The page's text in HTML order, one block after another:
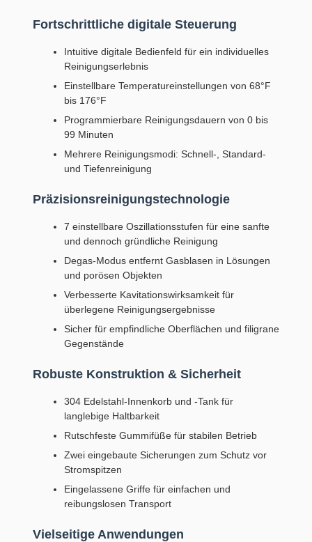
Fortschrittliche digitale Steuerung
Intuitive digitale Bedienfeld für ein individuelles
Reinigungserlebnis
Einstellbare Temperatureinstellungen von 68°F
bis 176°F
Programmierbare Reinigungsdauern von 0 bis
99 Minuten
Mehrere Reinigungsmodi: Schnell-, Standard-
und Tiefenreinigung
Präzisionsreinigungstechnologie
7 einstellbare Oszillationsstufen für eine sanfte
und dennoch gründliche Reinigung
Degas-Modus entfernt Gasblasen in Lösungen
und porösen Objekten
Verbesserte Kavitationswirksamkeit für
überlegene Reinigungsergebnisse
Sicher für empfindliche Oberflächen und filigrane
Gegenstände
Robuste Konstruktion & Sicherheit
304 Edelstahl-Innenkorb und -Tank für
langlebige Haltbarkeit
Rutschfeste Gummifüße für stabilen Betrieb
Zwei eingebaute Sicherungen zum Schutz vor
Stromspitzen
Eingelassene Griffe für einfachen und
reibungslosen Transport
Vielseitige Anwendungen